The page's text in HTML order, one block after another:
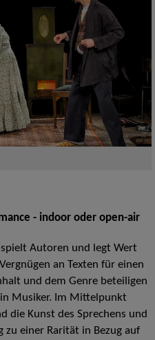
- indoor oder open-air
Autoren und legt Wert
an Texten für einen
und dem Genre beteiligen
Musiker. Im Mittelpunkt
die Kunst des Sprechens und
zu einer Rarität in Bezug auf